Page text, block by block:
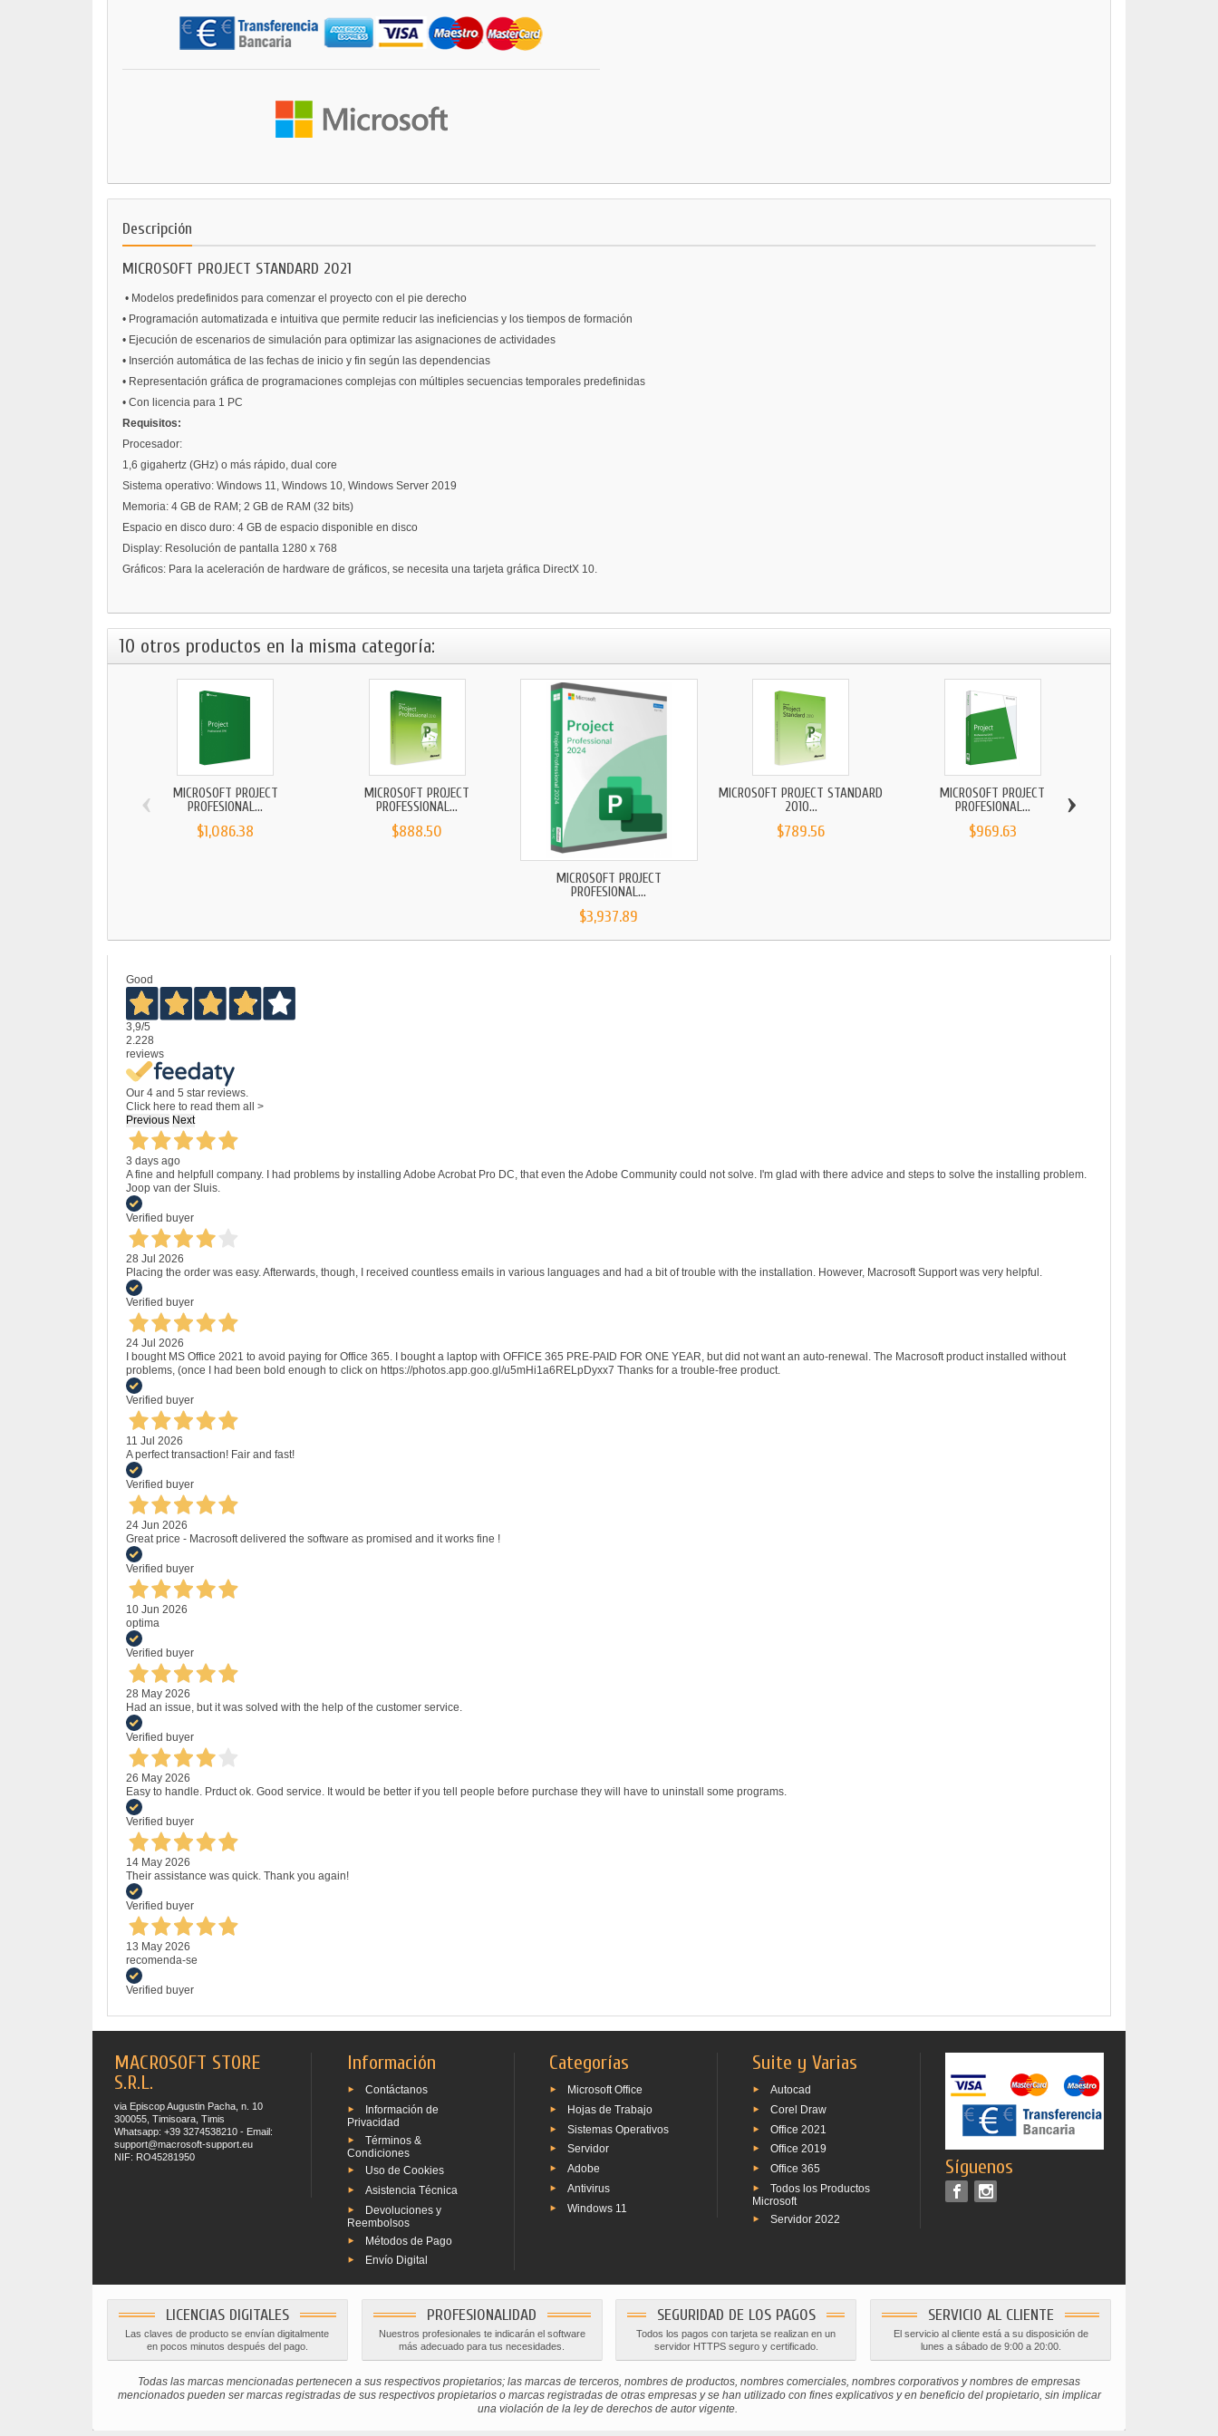
Descripción
MICROSOFT PROJECT STANDARD 2021
• Modelos predefinidos para comenzar el proyecto con el pie derecho
• Programación automatizada e intuitiva que permite reducir las ineficiencias y los tiempos de formación
• Ejecución de escenarios de simulación para optimizar las asignaciones de actividades
• Inserción automática de las fechas de inicio y fin según las dependencias
• Representación gráfica de programaciones complejas con múltiples secuencias temporales predefinidas
• Con licencia para 1 PC
Requisitos:
Procesador:
1,6 gigahertz (GHz) o más rápido, dual core
Sistema operativo: Windows 11, Windows 10, Windows Server 2019
Memoria: 4 GB de RAM; 2 GB de RAM (32 bits)
Espacio en disco duro: 4 GB de espacio disponible en disco
Display: Resolución de pantalla 1280 x 768
Gráficos: Para la aceleración de hardware de gráficos, se necesita una tarjeta gráfica DirectX 10.
10 otros productos en la misma categoría:
MICROSOFT PROJECT
PROFESIONAL...
$1,086.38
MICROSOFT PROJECT
PROFESSIONAL...
$888.50
MICROSOFT PROJECT
PROFESIONAL...
$3,937.89
MICROSOFT PROJECT STANDARD
2010...
$789.56
MICROSOFT PROJECT
PROFESIONAL...
$969.63
‹ ›
Good
3,9/5
2.228
reviews
Our 4 and 5 star reviews.
Click here to read them all >
Previous Next
3 days ago
A fine and helpfull company. I had problems by installing Adobe Acrobat Pro DC, that even the Adobe Community could not solve. I'm glad with there advice and steps to solve the installing problem.
Joop van der Sluis.
Verified buyer
28 Jul 2026
Placing the order was easy. Afterwards, though, I received countless emails in various languages and had a bit of trouble with the installation. However, Macrosoft Support was very helpful.
Verified buyer
24 Jul 2026
I bought MS Office 2021 to avoid paying for Office 365. I bought a laptop with OFFICE 365 PRE-PAID FOR ONE YEAR, but did not want an auto-renewal. The Macrosoft product installed without
problems, (once I had been bold enough to click on https://photos.app.goo.gl/u5mHi1a6RELpDyxx7 Thanks for a trouble-free product.
Verified buyer
11 Jul 2026
A perfect transaction! Fair and fast!
Verified buyer
24 Jun 2026
Great price - Macrosoft delivered the software as promised and it works fine !
Verified buyer
10 Jun 2026
optima
Verified buyer
28 May 2026
Had an issue, but it was solved with the help of the customer service.
Verified buyer
26 May 2026
Easy to handle. Prduct ok. Good service. It would be better if you tell people before purchase they will have to uninstall some programs.
Verified buyer
14 May 2026
Their assistance was quick. Thank you again!
Verified buyer
13 May 2026
recomenda-se
Verified buyer
MACROSOFT STORE
S.R.L.
via Episcop Augustin Pacha, n. 10
300055, Timisoara, Timis
Whatsapp: +39 3274538210 - Email:
support@macrosoft-support.eu
NIF: RO45281950
Información
Contáctanos
Información de
Privacidad
Términos &
Condiciones
Uso de Cookies
Asistencia Técnica
Devoluciones y
Reembolsos
Métodos de Pago
Envío Digital
Categorías
Microsoft Office
Hojas de Trabajo
Sistemas Operativos
Servidor
Adobe
Antivirus
Windows 11
Suite y Varias
Autocad
Corel Draw
Office 2021
Office 2019
Office 365
Todos los Productos
Microsoft
Servidor 2022
Síguenos
LICENCIAS DIGITALES
Las claves de producto se envían digitalmente
en pocos minutos después del pago.
PROFESIONALIDAD
Nuestros profesionales te indicarán el software
más adecuado para tus necesidades.
SEGURIDAD DE LOS PAGOS
Todos los pagos con tarjeta se realizan en un
servidor HTTPS seguro y certificado.
SERVICIO AL CLIENTE
El servicio al cliente está a su disposición de
lunes a sábado de 9:00 a 20:00.
Todas las marcas mencionadas pertenecen a sus respectivos propietarios; las marcas de terceros, nombres de productos, nombres comerciales, nombres corporativos y nombres de empresas
mencionados pueden ser marcas registradas de sus respectivos propietarios o marcas registradas de otras empresas y se han utilizado con fines explicativos y en beneficio del propietario, sin implicar
una violación de la ley de derechos de autor vigente.